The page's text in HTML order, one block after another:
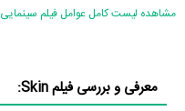
مشاهده لیست کامل عوامل فیلم سینمایی
معرفی و بررسی فیلم Skin: